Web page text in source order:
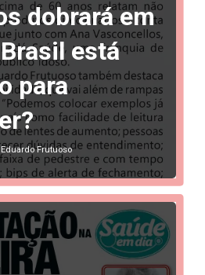
dobrará em
está
para
Eduardo Frutuoso